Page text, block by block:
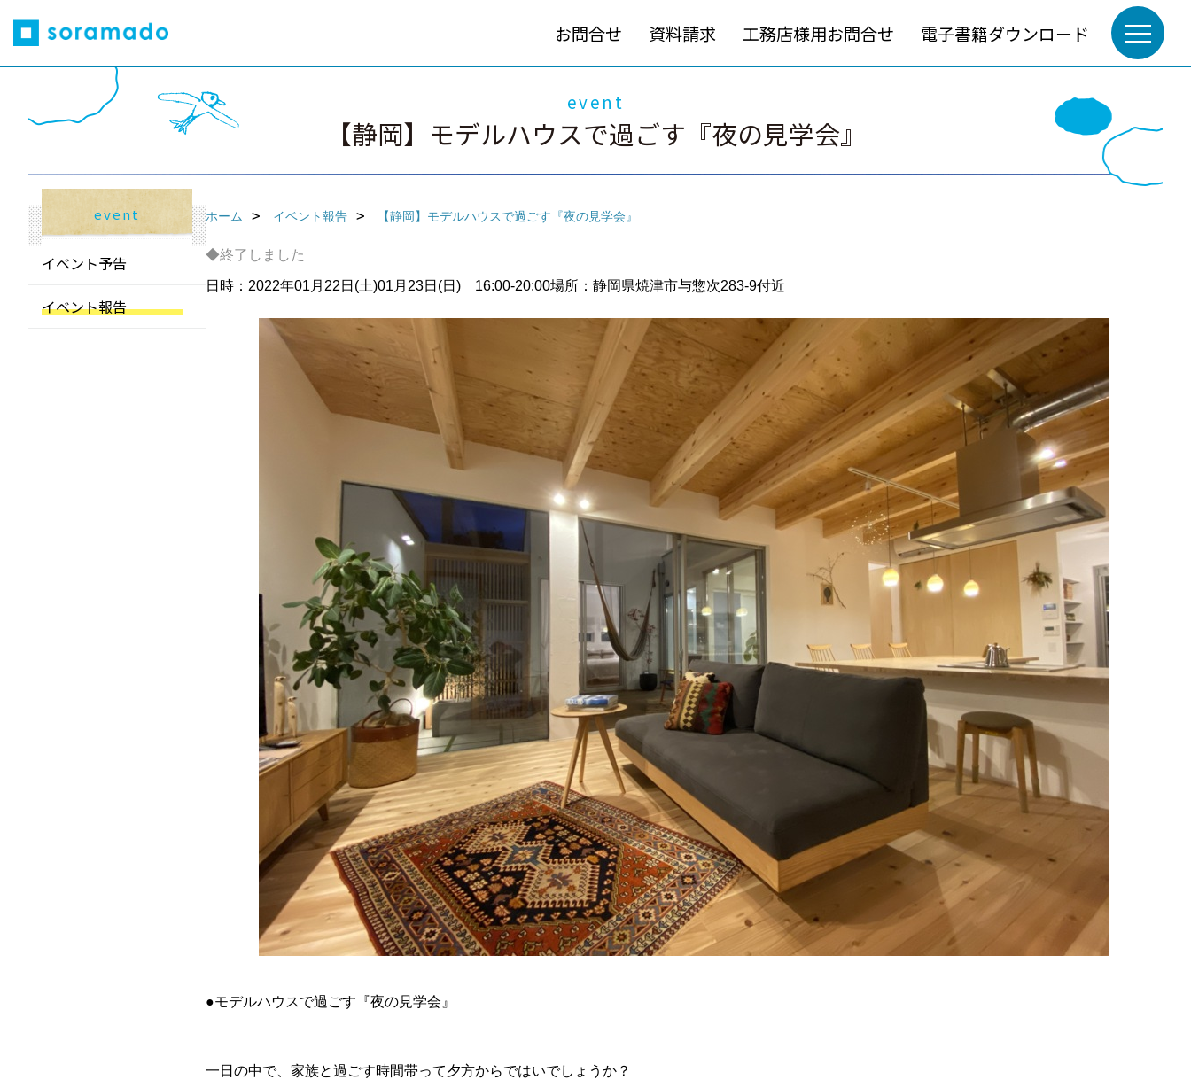
お問合せ 資料請求 工務店様用お問合せ 電子書籍ダウンロード
event
【静岡】モデルハウスで過ごす『夜の見学会』
ホーム イベント報告 【静岡】モデルハウスで過ごす『夜の見学会』
◆終了しました
日時：2022年01月22日(土)01月23日(日) 16:00-20:00場所：静岡県焼津市与惣次283‐9付近
●モデルハウスで過ごす『夜の見学会』
一日の中で、家族と過ごす時間帯って夕方からではいでしょうか？
event
イベント予告
イベント報告